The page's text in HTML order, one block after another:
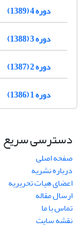
دوره 4 (1389)
دوره 3 (1388)
دوره 2 (1387)
دوره 1 (1386)
دسترسی سریع
صفحه اصلی
درباره نشریه
اعضای هیات تحریریه
ارسال مقاله
تماس با ما
نقشه سایت